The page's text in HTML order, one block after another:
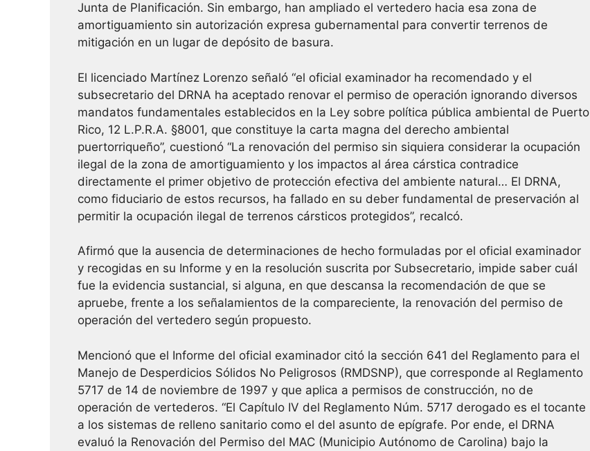
Junta de Planificación. Sin embargo, han ampliado el vertedero hacia esa zona de
amortiguamiento sin autorización expresa gubernamental para convertir terrenos de
mitigación en un lugar de depósito de basura.
El licenciado Martínez Lorenzo señaló “el oficial examinador ha recomendado y el
subsecretario del DRNA ha aceptado renovar el permiso de operación ignorando diversos
mandatos fundamentales establecidos en la Ley sobre política pública ambiental de Puerto
Rico, 12 L.P.R.A. §8001, que constituye la carta magna del derecho ambiental
puertorriqueño”, cuestionó “La renovación del permiso sin siquiera considerar la ocupación
ilegal de la zona de amortiguamiento y los impactos al área cárstica contradice
directamente el primer objetivo de protección efectiva del ambiente natural… El DRNA,
como fiduciario de estos recursos, ha fallado en su deber fundamental de preservación al
permitir la ocupación ilegal de terrenos cársticos protegidos”, recalcó.
Afirmó que la ausencia de determinaciones de hecho formuladas por el oficial examinador
y recogidas en su Informe y en la resolución suscrita por Subsecretario, impide saber cuál
fue la evidencia sustancial, si alguna, en que descansa la recomendación de que se
apruebe, frente a los señalamientos de la compareciente, la renovación del permiso de
operación del vertedero según propuesto.
Mencionó que el Informe del oficial examinador citó la sección 641 del Reglamento para el
Manejo de Desperdicios Sólidos No Peligrosos (RMDSNP), que corresponde al Reglamento
5717 de 14 de noviembre de 1997 y que aplica a permisos de construcción, no de
operación de vertederos. “El Capítulo IV del Reglamento Núm. 5717 derogado es el tocante
a los sistemas de relleno sanitario como el del asunto de epígrafe. Por ende, el DRNA
evaluó la Renovación del Permiso del MAC (Municipio Autónomo de Carolina) bajo la